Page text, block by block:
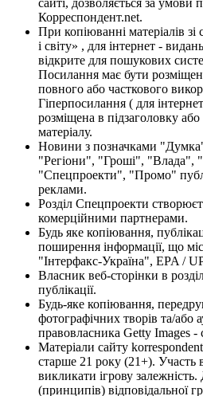
сайті, дозволяється за умови
Корреспондент.net.
При копіюванні матеріалів
і світу» , для інтернет -
відкрите для пошукових
Посилання має бути
повного або часткового
Гіперпосилання ( для
розміщена в підзаголовку
матеріалу.
Новини з позначками
"Регіони", "Гроші", "Влада",
"Спецпроекти", "Промо"
реклами.
Розділ Спецпроекти
комерційними партнерами.
Будь яке копіювання,
поширення інформації, що
"Інтерфакс-Україна", EPA /
Власник веб-сторінки в
публікації.
Будь-яке копіювання,
фотографічних творів та/або
правовласника Getty Images -
Матеріали сайту
старше 21 року (21+). Участь
викликати ігрову
(принципів) відповідальної